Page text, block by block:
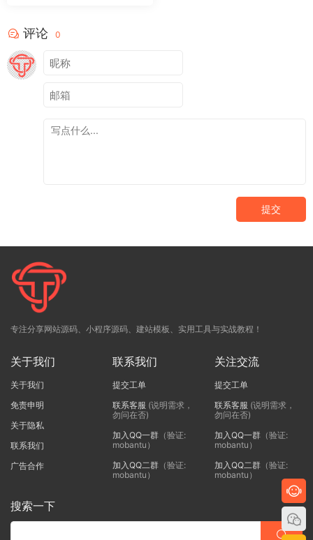
评论 0
提交
专注分享网站源码、小程序源码、建站模板、实用工具与实战教程！
关于我们
关于我们
免责申明
关于隐私
联系我们
广告合作
联系我们
提交工单
联系客服 (说明需求，
勿问在否)
加入QQ一群（验证:
mobantu）
加入QQ二群（验证:
mobantu）
关注交流
提交工单
联系客服 (说明需求，
勿问在否)
加入QQ一群（验证:
mobantu）
加入QQ二群（验证:
mobantu）
搜索一下